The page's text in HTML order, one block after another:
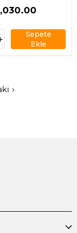
Sepete
Ekle